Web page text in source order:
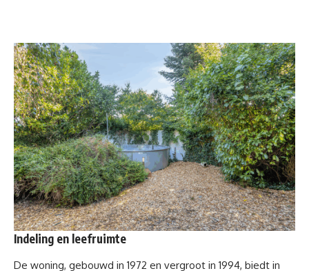
Indeling en leefruimte
De woning, gebouwd in 1972 en vergroot in 1994, biedt in